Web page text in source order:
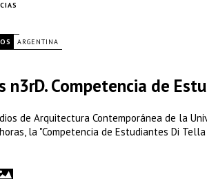
ARGENTINA
n3rD. Competencia de
de Arquitectura Contemporánea de la
la "Competencia de Estudiantes Di